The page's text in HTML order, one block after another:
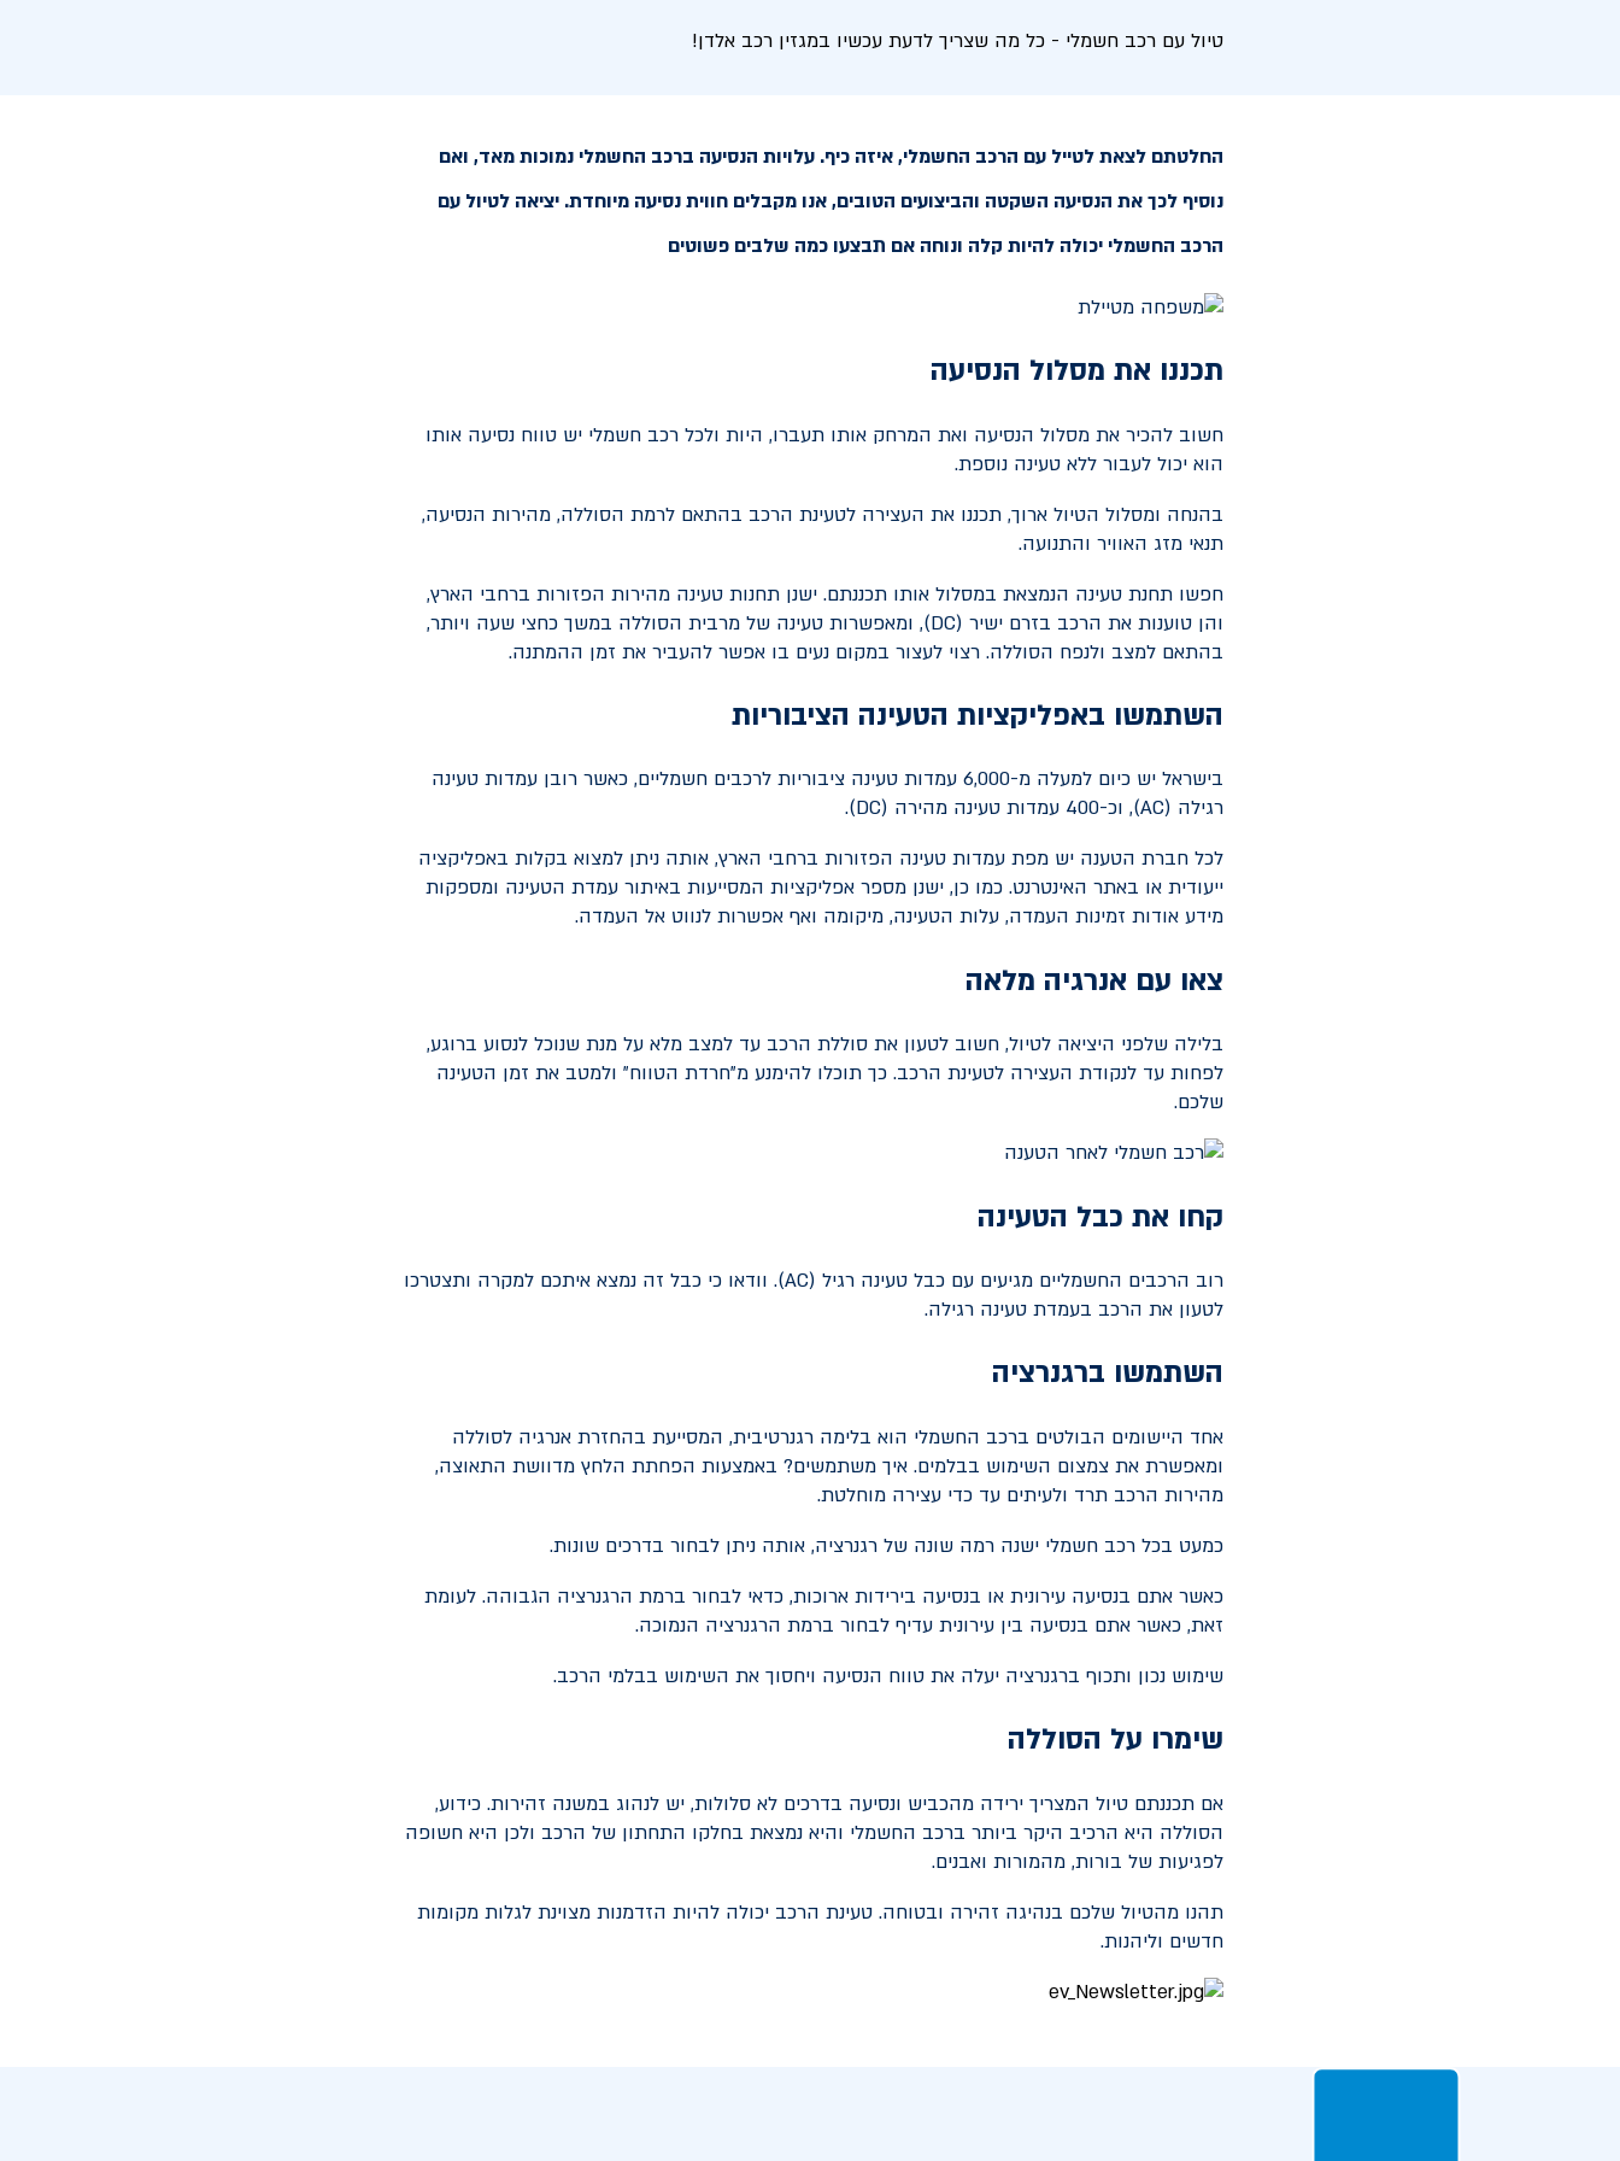
טיול עם רכב חשמלי - כל מה שצריך לדעת עכשיו במגזין רכב אלדן!
החלטתם לצאת לטייל עם הרכב החשמלי, איזה כיף. עלויות הנסיעה ברכב החשמלי נמוכות מאד, ואם
נוסיף לכך את הנסיעה השקטה והביצועים הטובים, אנו מקבלים חווית נסיעה מיוחדת. יציאה לטיול עם
הרכב החשמלי יכולה להיות קלה ונוחה אם תבצעו כמה שלבים פשוטים
תכננו את מסלול הנסיעה
חשוב להכיר את מסלול הנסיעה ואת המרחק אותו תעברו, היות ולכל רכב חשמלי יש טווח נסיעה אותו
הוא יכול לעבור ללא טעינה נוספת.
בהנחה ומסלול הטיול ארוך, תכננו את העצירה לטעינת הרכב בהתאם לרמת הסוללה, מהירות הנסיעה,
תנאי מזג האוויר והתנועה.
חפשו תחנת טעינה הנמצאת במסלול אותו תכננתם. ישנן תחנות טעינה מהירות הפזורות ברחבי הארץ,
והן טוענות את הרכב בזרם ישיר (DC), ומאפשרות טעינה של מרבית הסוללה במשך כחצי שעה ויותר,
בהתאם למצב ולנפח הסוללה. רצוי לעצור במקום נעים בו אפשר להעביר את זמן ההמתנה.
השתמשו באפליקציות הטעינה הציבוריות
בישראל יש כיום למעלה מ-6,000 עמדות טעינה ציבוריות לרכבים חשמליים, כאשר רובן עמדות טעינה
רגילה (AC), וכ-400 עמדות טעינה מהירה ( DC
).
לכל חברת הטענה יש מפת עמדות טעינה הפזורות ברחבי הארץ, אותה ניתן למצוא בקלות באפליקציה
ייעודית או באתר האינטרנט. כמו כן, ישנן מספר אפליקציות המסייעות באיתור עמדת הטעינה ומספקות
מידע אודות זמינות העמדה, עלות הטעינה, מיקומה ואף אפשרות לנווט אל העמדה.
צאו עם אנרגיה מלאה
בלילה שלפני היציאה לטיול, חשוב לטעון את סוללת הרכב עד למצב מלא על מנת שנוכל לנסוע ברוגע,
לפחות עד לנקודת העצירה לטעינת הרכב. כך תוכלו להימנע מ"חרדת הטווח" ולמטב את זמן הטעינה
שלכם.
קחו את כבל הטעינה
רוב הרכבים החשמליים מגיעים עם כבל טעינה רגיל (AC). וודאו כי כבל זה נמצא איתכם למקרה ותצטרכו
לטעון את הרכב בעמדת טעינה רגילה.
השתמשו ברגנרציה
אחד היישומים הבולטים ברכב החשמלי הוא בלימה רגנרטיבית, המסייעת בהחזרת אנרגיה לסוללה
ומאפשרת את צמצום השימוש בבלמים. איך משתמשים? באמצעות הפחתת הלחץ מדוושת התאוצה,
מהירות הרכב תרד ולעיתים עד כדי עצירה מוחלטת.
כמעט בכל רכב חשמלי ישנה רמה שונה של רגנרציה, אותה ניתן לבחור בדרכים שונות.
כאשר אתם בנסיעה עירונית או בנסיעה בירידות ארוכות, כדאי לבחור ברמת הרגנרציה הגבוהה. לעומת
זאת, כאשר אתם בנסיעה בין עירונית עדיף לבחור ברמת הרגנרציה הנמוכה.
שימוש נכון ותכוף ברגנרציה יעלה את טווח הנסיעה ויחסוך את השימוש בבלמי הרכב.
שימרו על הסוללה
אם תכננתם טיול המצריך ירידה מהכביש ונסיעה בדרכים לא סלולות, יש לנהוג במשנה זהירות. כידוע,
הסוללה היא הרכיב היקר ביותר ברכב החשמלי והיא נמצאת בחלקו התחתון של הרכב ולכן היא חשופה
לפגיעות של בורות, מהמורות ואבנים.
תהנו מהטיול שלכם בנהיגה זהירה ובטוחה. טעינת הרכב יכולה להיות הזדמנות מצוינת לגלות מקומות
חדשים וליהנות.